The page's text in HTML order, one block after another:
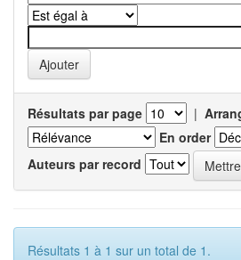
Résultats par page |
En order
Auteurs par record
Résultats 1 à 1 sur un total de 1.